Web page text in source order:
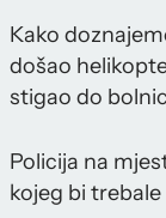
Kako
došao
stigao do
Policija na
kojeg bi